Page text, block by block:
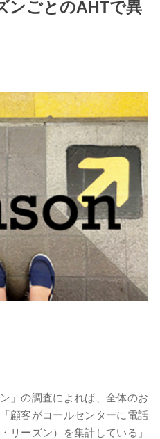
ンごとのAHTで異
」の調査によれば、全体のお
顧客がコールセンターに電話
リーズン）を集計している」